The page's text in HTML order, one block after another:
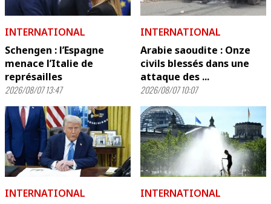
INTERNATIONAL
Schengen : l’Espagne
menace l’Italie de
représailles
2026/08/07 13:47
INTERNATIONAL
Arabie saoudite : Onze
civils blessés dans une
attaque des ...
2026/08/07 10:07
INTERNATIONAL
INTERNATIONAL